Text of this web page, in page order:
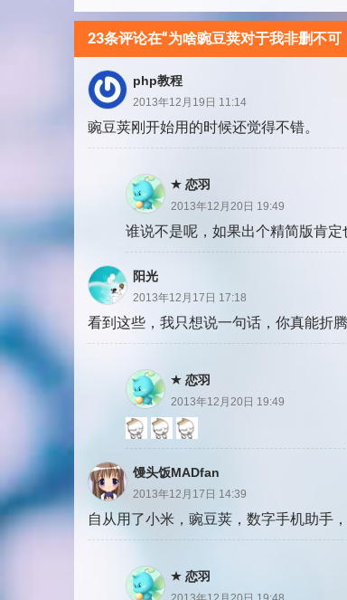
23条评论在“为啥豌豆荚对于我非删不可
php教程
2013年12月19日 11:14
豌豆荚刚开始用的时候还觉得不错。
恋羽
2013年12月20日 19:49
谁说不是呢，如果出个精简版肯定
阳光
2013年12月17日 17:18
看到这些，我只想说一句话，你真能折
恋羽
2013年12月20日 19:49
馒头饭MADfan
2013年12月17日 14:39
自从用了小米，豌豆荚，数字手机助手
恋羽